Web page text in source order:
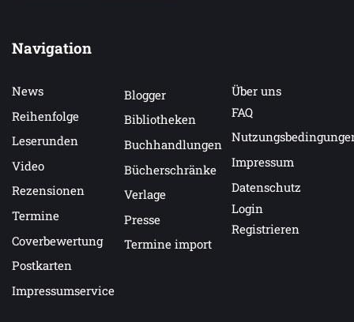
Navigation
News
Reihenfolge
Leserunden
Video
Rezensionen
Termine
Coverbewertung
Postkarten
Impressumservice
Blogger
Bibliotheken
Buchhandlungen
Bücherschränke
Verlage
Presse
Termine import
Über uns
FAQ
Impressum
Datenschutz
Login
Registrieren